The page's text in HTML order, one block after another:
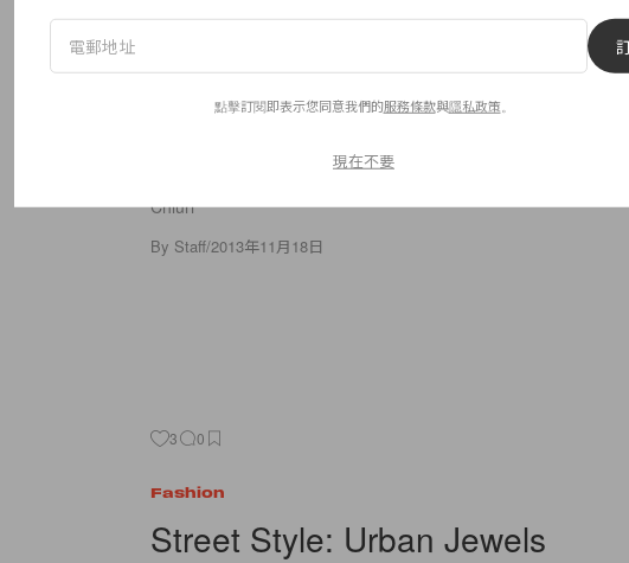
Valentino's Shanghai
Valentino 首度推出特地以某一地區為主題所設計的系列，而他
Chiuri
By Staff/2013年11月18日
3 0
Fashion
Street Style: Urban Jewels
點擊訂閱即表示您同意我們的服務條款與隱私政策
現在不要